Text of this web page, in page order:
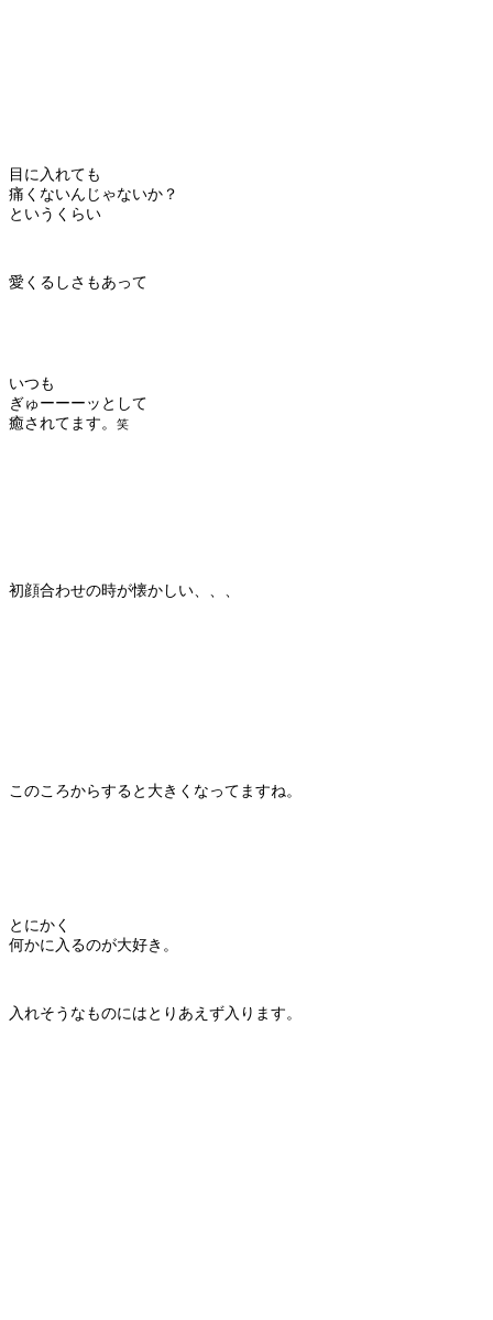
目に入れても
痛くないんじゃないか？
というくらい
愛くるしさもあって
いつも
ぎゅーーーッとして
癒されてます。
笑
初顔合わせの時が懐かしい、、、
このころからすると大きくなってますね。
とにかく
何かに入るのが大好き。
入れそうなものにはとりあえず入ります。